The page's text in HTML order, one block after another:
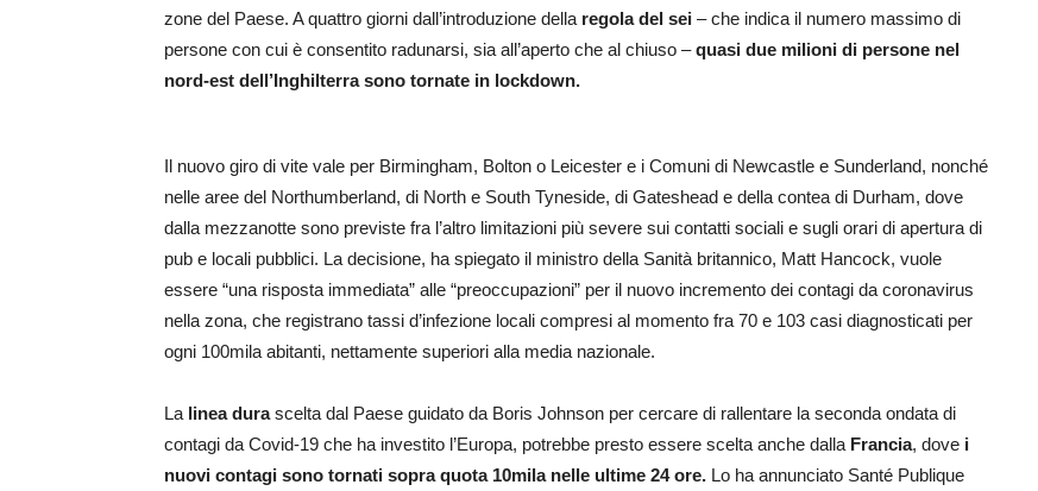
zone del Paese. A quattro giorni dall’introduzione della regola del sei – che indica il numero massimo di
persone con cui è consentito radunarsi, sia all’aperto che al chiuso –quasi due milioni di persone nel
nord-est dell’Inghilterra sono tornate in lockdown.
Il nuovo giro di vite vale per Birmingham, Bolton o Leicester e i Comuni di Newcastle e Sunderland, nonché
nelle aree del Northumberland, di North e South Tyneside, di Gateshead e della contea di Durham, dove
dalla mezzanotte sono previste fra l’altro limitazioni più severe sui contatti sociali e sugli orari di apertura di
pub e locali pubblici. La decisione, ha spiegato il ministro della Sanità britannico, Matt Hancock, vuole
essere “una risposta immediata” alle “preoccupazioni” per il nuovo incremento dei contagi da coronavirus
nella zona, che registrano tassi d’infezione locali compresi al momento fra 70 e 103 casi diagnosticati per
ogni 100mila abitanti, nettamente superiori alla media nazionale.
La linea durascelta dal Paese guidato da Boris Johnson per cercare di rallentare la seconda ondata di
contagi da Covid-19 che ha investito l’Europa, potrebbe presto essere scelta anche dalla Francia, dove i
nuovi contagi sono tornati sopra quota 10mila nelle ultime 24 ore. Lo ha annunciato Santé Publique